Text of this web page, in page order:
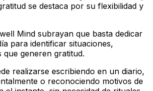
se destaca por su flexibilidad y
Mind subrayan que basta dedicar
para identificar situaciones,
que generen gratitud.
realizarse escribiendo en un diario,
o reconociendo motivos de